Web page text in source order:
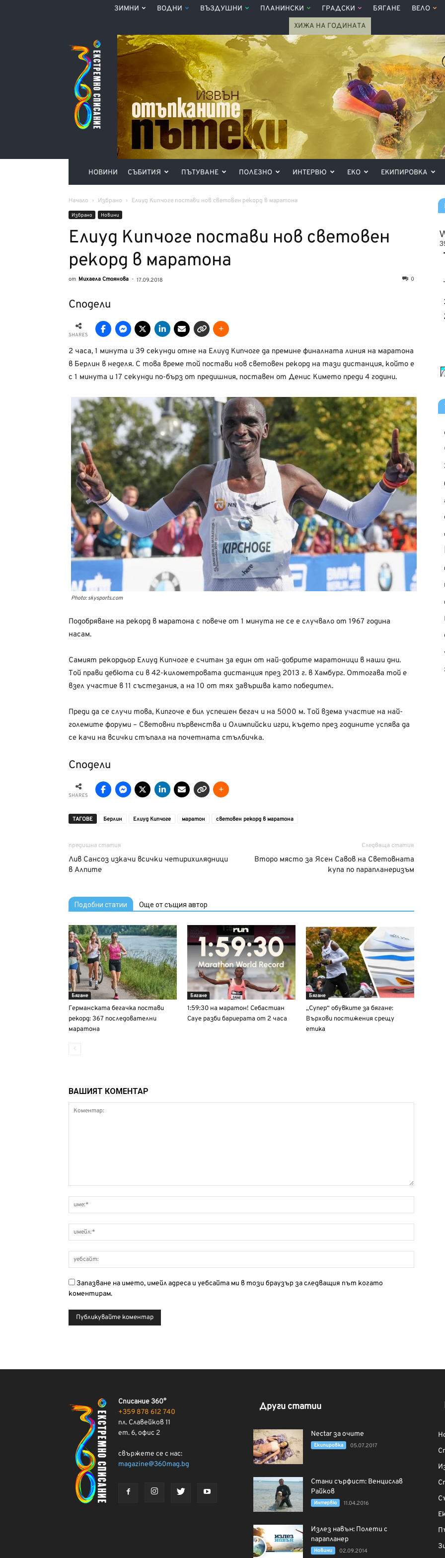
ЗИМНИ ВОДНИ ВЪЗДУШНИ ПЛАНИНСКИ ГРАДСКИ БЯГАНЕ ВЕЛО
ХИЖА НА ГОДИНАТА
Списание
360°
НОВИНИ СЪБИТИЯ ПЪТУВАНЕ ПОЛЕЗНО ИНТЕРВЮ ЕКО ЕКИПИРОВКА
Начало Избрано Елиуд Кипчоге постави нов световен рекорд в маратона
Избрано Новини
Елиуд Кипчоге постави нов световен
рекорд в маратона
от Михаела Стоянова - 17.09.2018 0
Сподели
SHARES
2 часа, 1 минута и 39 секунди отне на Елиуд Кипчоге да премине финалната линия на маратона
в Берлин в неделя. С това време той постави нов световен рекорд на тази дистанция, който е
с 1 минута и 17 секунди по-бърз от предишния, поставен от Денис Кимето преди 4 години.
Photo: skysports.com
Подобряване на рекорд в маратона с повече от 1 минута не се е случвало от 1967 година
насам.
Самият рекордьор Елиуд Кипчоге е считан за един от най-добрите маратоници в наши дни.
Той прави дебюта си в 42-километровата дистанция през 2013 г. в Хамбург. Оттогава той е
взел участие в 11 състезания, а на 10 от тях завършва като победител.
Преди да се случи това, Кипгоче е бил успешен бегач и на 5000 м. Той взема участие на най-
големите форуми – Световни първенства и Олимпийски игри, където през годините успява да
се качи на всички стъпала на почетната стълбичка.
Сподели
SHARES
ТАГОВЕ Берлин Елиуд Кипчоге маратон световен рекорд в маратона
предишна статия
Лив Сансоз изкачи всички четирихилядници
в Алпите
Следваща статия
Второ място за Ясен Савов на Световната
купа по парапланеризъм
Подобни статии Още от същия автор
Бягане
Германската бегачка постави
рекорд: 367 последователни
маратона
Бягане
1:59:30 на маратон! Себастиан
Сауе разби бариерата от 2 часа
Бягане
„Супер“ обувките за бягане:
Върхови постижения срещу
етика
ВАШИЯТ КОМЕНТАР
Запазване на името, имейл адреса и уебсайта ми в този браузър за следващия път когато
коментирам.
Списание 360°
+359 878 612 740
пл. Славейков 11
ет. 6, офис 2
свържете се с нас:
magazine@360mag.bg
Други статии
Nectar за очите
Екипировка 05.07.2017
Стани сърфист: Венцислав
Райков
Интервю 11.04.2016
Излез навън: Полети с
парапланер
Новини 02.09.2014